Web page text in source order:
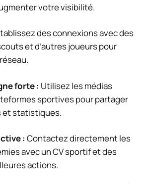
votre visibilité.
des connexions avec des
et d’autres joueurs pour
forte: Utilisez les médias
sportives pour partager
et statistiques.
: Contactez directement les
avec un CV sportif et des
actions.